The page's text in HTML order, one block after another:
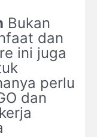
Bukan
dan
ini juga
perlu
dan